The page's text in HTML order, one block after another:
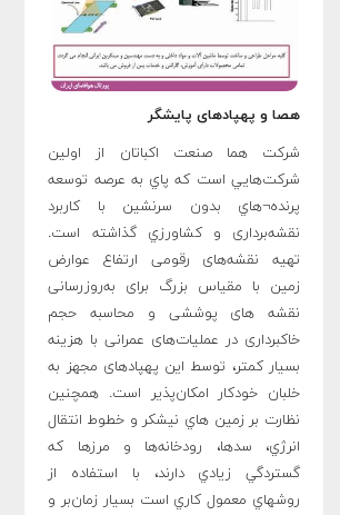
هصا و پهپادهای پايشگر
شرکت هما صنعت اکباتان از اولين
شرکت‌هايي است که پاي به عرصه توسعه
پرنده¬هاي بدون سرنشين با کاربرد
نقشه‌برداری و کشاورزي گذاشته است.
تهیه نقشه‌های رقومی ارتفاع عوارض
زمین با مقیاس بزرگ برای به‌روزرسانی
نقشه های پوششی و محاسبه حجم
خاکبرداری در عملیات‌های عمرانی با هزینه
بسیار کمتر، توسط این پهپادهای مجهز به
خلبان خودکار امکان‌پذیر است. همچنين
نظارت بر زمين هاي نيشکر و خطوط انتقال
انرژي، سدها، رودخانه‌ها و مرزها که
گستردگي زيادي دارند، با استفاده از
روشهاي معمول کاري است بسيار زمان‌بر و